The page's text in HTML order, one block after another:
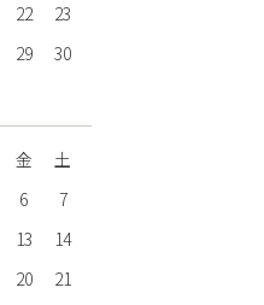
22
23
29 30
金
土
6
7
13
14
20
21